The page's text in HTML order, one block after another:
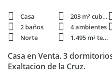
Casa 203 m² cubie.
2 baños
4 ambientes
Norte
1.495 m² terren.
Casa en Venta. 3
Exaltacion de la Cruz.